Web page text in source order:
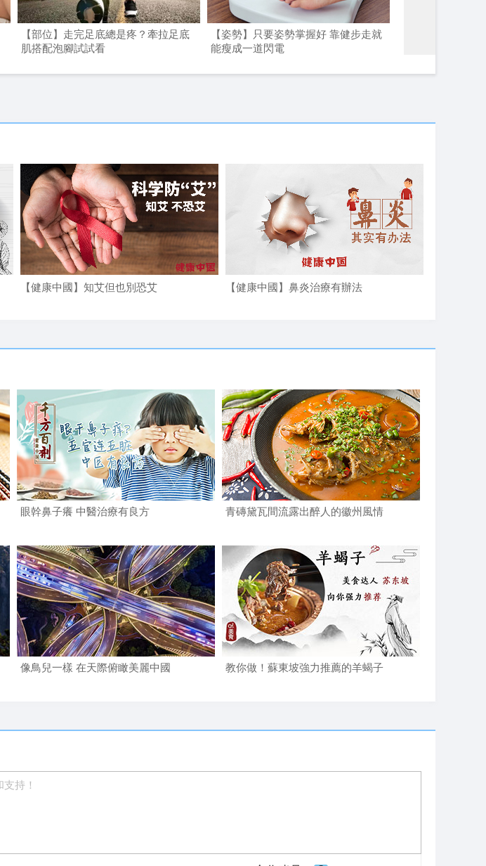
【部位】走完足底總是疼？牽拉足底
肌搭配泡腳試試看
【姿勢】只要姿勢掌握好 靠健步走就
能瘦成一道閃電
【健康中國】知艾但也別恐艾 【健康中國】鼻炎治療有辦法
眼幹鼻子癢 中醫治療有良方 青磚黛瓦間流露出醉人的徽州風情
像鳥兒一樣 在天際俯瞰美麗中國 教你做！蘇東坡強力推薦的羊蝎子